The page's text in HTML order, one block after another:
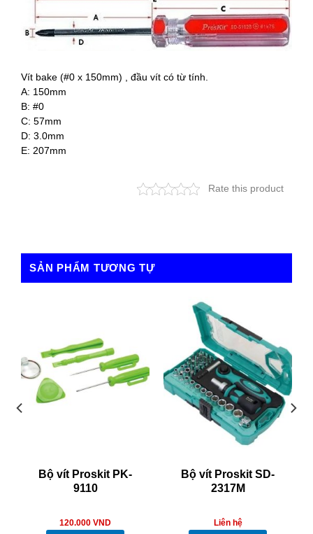
Vít bake (#0 x 150mm) , đầu vít có từ tính.
A: 150mm
B: #0
C: 57mm
D: 3.0mm
E: 207mm
Rate this product
SẢN PHẨM TƯƠNG TỰ
Bộ vít Proskit PK-
9110
120.000 VND
Bộ vít Proskit SD-
2317M
Liên hệ